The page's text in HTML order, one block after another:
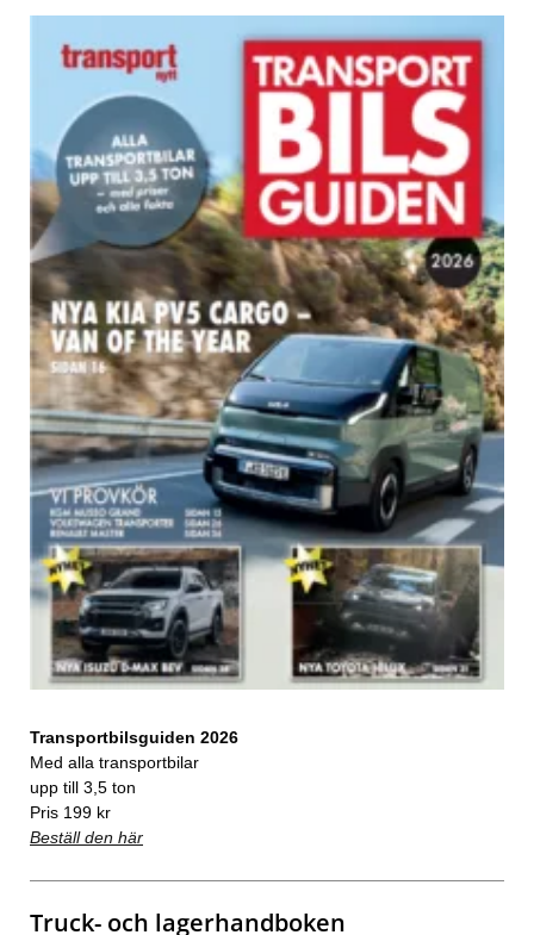
Transportbilsguiden 2026
Med alla transportbilar
upp till 3,5 ton
Pris 199 kr
Beställ den här
Truck- och lagerhandboken